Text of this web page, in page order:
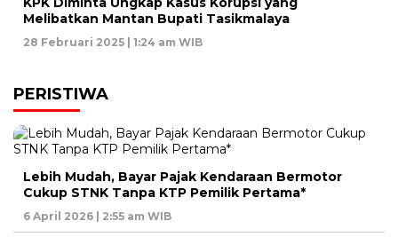
Melibatkan Mantan Bupati Tasikmalaya
28 Februari 2025 | 1:24 am WIB
PERISTIWA
Lebih Mudah, Bayar Pajak Kendaraan Bermotor
Cukup STNK Tanpa KTP Pemilik Pertama*
6 April 2026 | 2:55 am WIB